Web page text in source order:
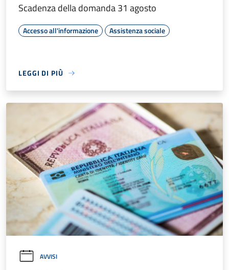
Scadenza della domanda 31 agosto
Accesso all'informazione Assistenza sociale
LEGGI DI PIÙ
AVVISI